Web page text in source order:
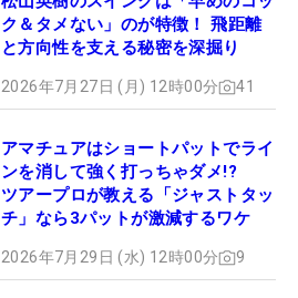
ク＆タメない」のが特徴！ 飛距離
と方向性を支える秘密を深掘り
2026年7月27日 (月) 12時00分 41
アマチュアはショートパットでライ
ンを消して強く打っちゃダメ!?
ツアープロが教える「ジャストタッ
チ」なら3パットが激減するワケ
2026年7月29日 (水) 12時00分 9